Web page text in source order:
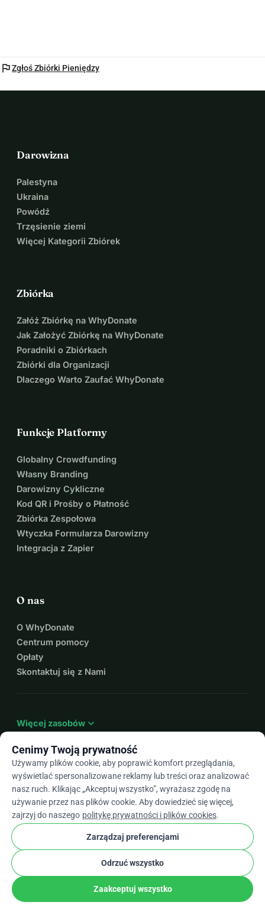
flagZgłoś Zbiórki Pieniędzy
Darowizna
Palestyna
Ukraina
Powódź
Trzęsienie ziemi
Więcej Kategorii Zbiórek
Zbiórka
Załóż Zbiórkę na WhyDonate
Jak Założyć Zbiórkę na WhyDonate
Poradniki o Zbiórkach
Zbiórki dla Organizacji
Dlaczego Warto Zaufać WhyDonate
Funkcje Platformy
Globalny Crowdfunding
Własny Branding
Darowizny Cykliczne
Kod QR i Prośby o Płatność
Zbiórka Zespołowa
Wtyczka Formularza Darowizny
Integracja z Zapier
O nas
O WhyDonate
Centrum pomocy
Opłaty
Skontaktuj się z Nami
Więcej zasobów expand_more
Plarrow_drop_down
★★★★★4,9 / 5 na podstawie ponad 500 opinii
WhyDonate
Prywatność i pliki cookie
Regulamin
Ustawienia Plików Cookie
Stworzone w Europie stripe checkZweryfikowany Partner
Cenimy Twoją prywatność
Używamy plików cookie, aby poprawić komfort przeglądania,
wyświetlać spersonalizowane reklamy lub treści oraz analizować
nasz ruch. Klikając „Akceptuj wszystko”, wyrażasz zgodę na
używanie przez nas plików cookie. Aby dowiedzieć się więcej,
zajrzyj do naszego politykę prywatności i plików cookies.
Zarządzaj preferencjami
Odrzuć wszystko
Zaakceptuj wszystko